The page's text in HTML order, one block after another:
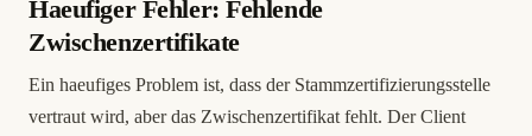
Haeufiger Fehler: Fehlende
Zwischenzertifikate
Ein haeufiges Problem ist, dass der Stammzertifizierungsstelle
vertraut wird, aber das Zwischenzertifikat fehlt. Der Client